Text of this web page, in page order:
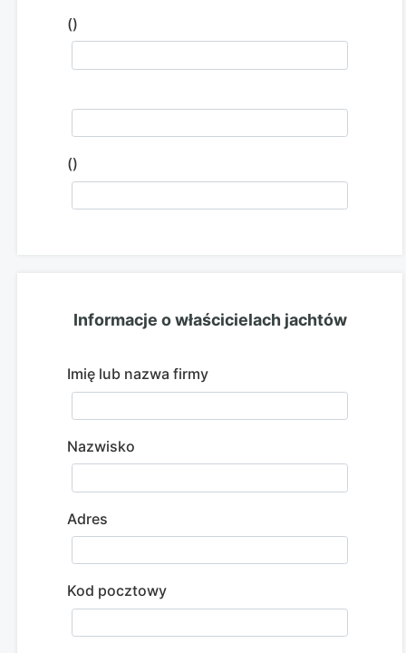
()
()
Informacje o właścicielach jachtów
Imię lub nazwa firmy
Nazwisko
Adres
Kod pocztowy